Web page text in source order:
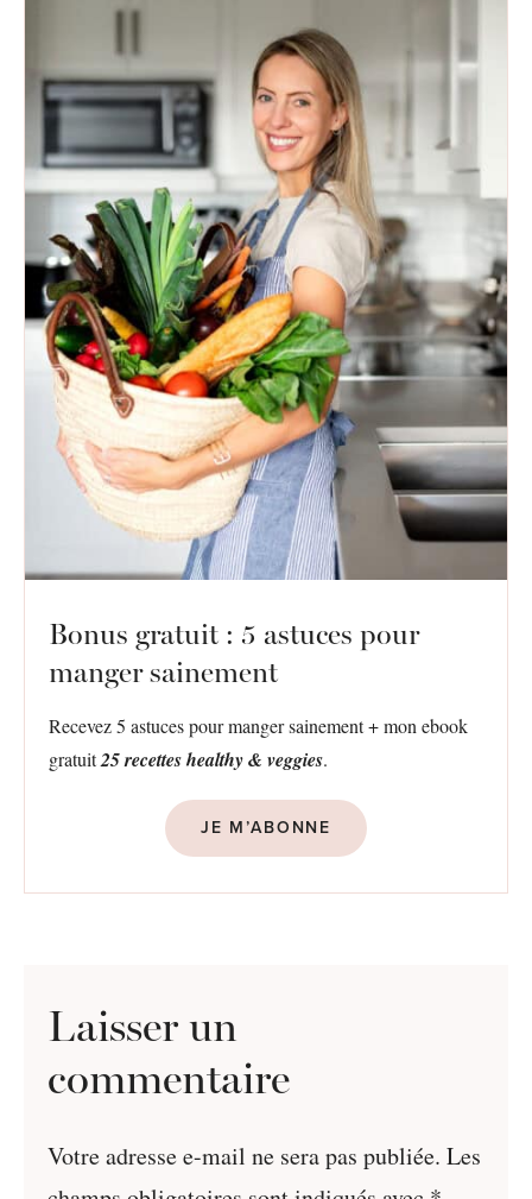
Bonus gratuit : 5 astuces pour
manger sainement
Recevez 5 astuces pour manger sainement + mon ebook
gratuit25 recettes healthy & veggies.
JE M’ABONNE
Laisser un
commentaire
Votre adresse e-mail ne sera pas publiée. Les